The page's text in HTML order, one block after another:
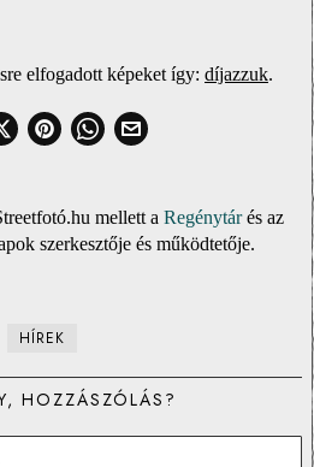
elfogadott képeket így: díjazzuk.
mellett a Regénytárés az
szerkesztője és működtetője.
HÍREK
HOZZÁSZÓLÁS?